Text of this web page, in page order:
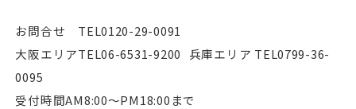
お問合せ TEL0120-29-0091
大阪エリアTEL06-6531-9200 兵庫エリア TEL0799-36-
0095
受付時間AM8:00〜PM18:00まで